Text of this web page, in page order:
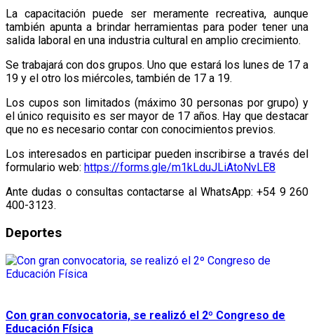
La capacitación puede ser meramente recreativa, aunque
también apunta a brindar herramientas para poder tener una
salida laboral en una industria cultural en amplio crecimiento.
Se trabajará con dos grupos. Uno que estará los lunes de 17 a
19 y el otro los miércoles, también de 17 a 19.
Los cupos son limitados (máximo 30 personas por grupo) y
el único requisito es ser mayor de 17 años. Hay que destacar
que no es necesario contar con conocimientos previos.
Los interesados en participar pueden inscribirse a través del
formulario web: https://forms.gle/m1kLduJLiAtoNvLE8
Ante dudas o consultas contactarse al WhatsApp: +54 9 260
400-3123.
Deportes
Con gran convocatoria, se realizó el 2º Congreso de
Educación Física